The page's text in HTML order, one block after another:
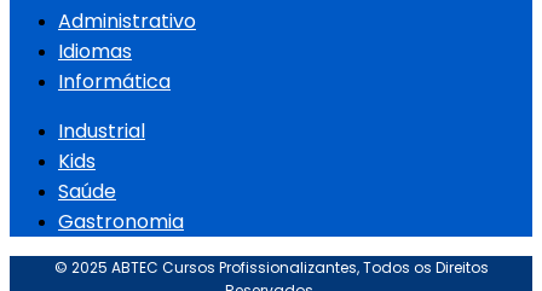
Administrativo
Idiomas
Informática
Industrial
Kids
Saúde
Gastronomia
© 2025 ABTEC Cursos Profissionalizantes, Todos os Direitos